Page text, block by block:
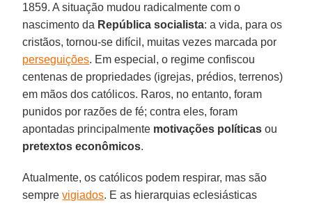
1859. A situação mudou radicalmente com o
nascimento da República socialista: a vida, para os
cristãos, tornou-se difícil, muitas vezes marcada por
perseguições. Em especial, o regime confiscou
centenas de propriedades (igrejas, prédios, terrenos)
em mãos dos católicos. Raros, no entanto, foram
punidos por razões de fé; contra eles, foram
apontadas principalmente motivações políticas ou
pretextos econômicos.
Atualmente, os católicos podem respirar, mas são
semprevigiados. E as hierarquias eclesiásticas